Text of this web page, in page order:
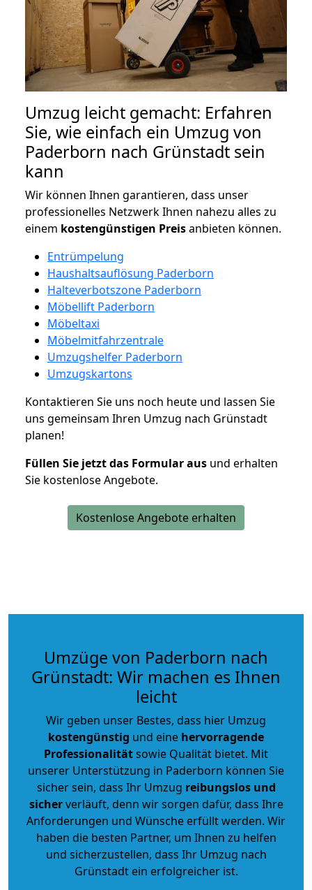
Umzug leicht gemacht: Erfahren
Sie, wie einfach ein Umzug von
Paderborn nach Grünstadt sein
kann
Wir können Ihnen garantieren, dass unser
professionelles Netzwerk Ihnen nahezu alles zu
einem kostengünstigen Preisanbieten können.
Entrümpelung
Haushaltsauflösung Paderborn
Halteverbotszone Paderborn
Möbellift Paderborn
Möbeltaxi
Möbelmitfahrzentrale
Umzugshelfer Paderborn
Umzugskartons
Kontaktieren Sie uns noch heute und lassen Sie
uns gemeinsam Ihren Umzug nach Grünstadt
planen!
Füllen Sie jetzt das Formular aus und erhalten
Sie kostenlose Angebote.
Kostenlose Angebote erhalten
Umzüge von Paderborn nach
Grünstadt: Wir machen es Ihnen
leicht
Wir geben unser Bestes, dass hier Umzug
kostengünstig und eine hervorragende
Professionalitätsowie Qualität bietet. Mit
unserer Unterstützung in Paderborn können Sie
sicher sein, dass Ihr Umzug reibungslos und
sicherverläuft, denn wir sorgen dafür, dass Ihre
Anforderungen und Wünsche erfüllt werden. Wir
haben die besten Partner, um Ihnen zu helfen
und sicherzustellen, dass Ihr Umzug nach
Grünstadt ein erfolgreicher ist.